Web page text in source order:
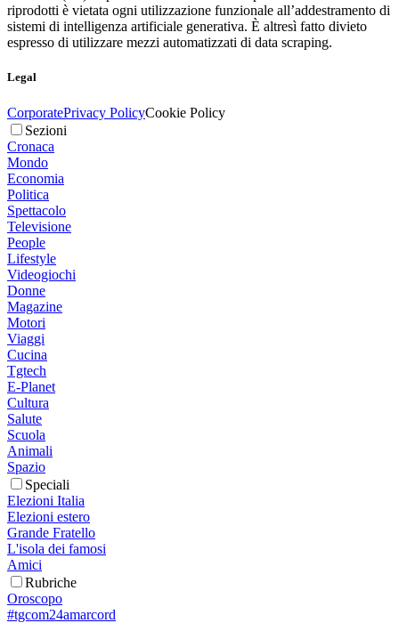
riprodotti è vietata ogni utilizzazione funzionale all’addestramento di
sistemi di intelligenza artificiale generativa. È altresì fatto divieto
espresso di utilizzare mezzi automatizzati di data scraping.
Legal
CorporatePrivacy PolicyCookie Policy
Sezioni
Cronaca
Mondo
Economia
Politica
Spettacolo
Televisione
People
Lifestyle
Videogiochi
Donne
Magazine
Motori
Viaggi
Cucina
Tgtech
E-Planet
Cultura
Salute
Scuola
Animali
Spazio
Speciali
Elezioni Italia
Elezioni estero
Grande Fratello
L'isola dei famosi
Amici
Rubriche
Oroscopo
#tgcom24amarcord